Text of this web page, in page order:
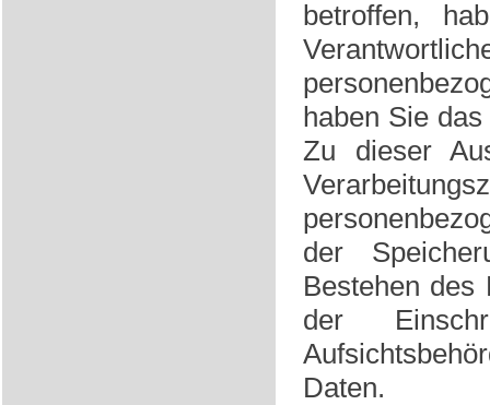
betroffen,
haben Sie
Zu dieser
der
Bestehen des
der
Daten.